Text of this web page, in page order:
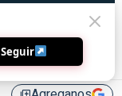
Seguir